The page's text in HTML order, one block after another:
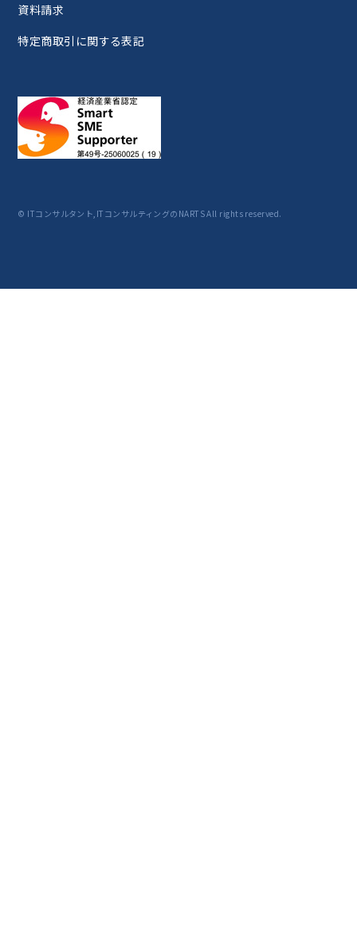
資料請求
特定商取引に関する表記
© ITコンサルタント,ITコンサルティングのNARTS All rights reserved.